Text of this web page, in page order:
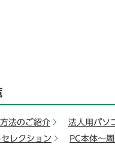
法のご紹介
法人用パソ
レクション
PC本体～